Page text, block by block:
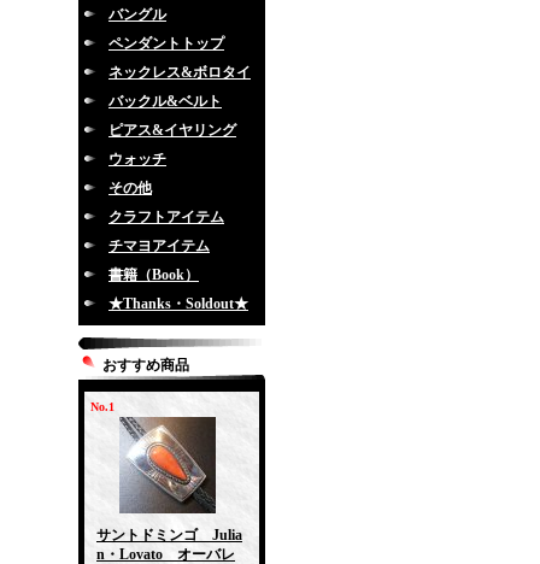
バングル
ペンダントトップ
ネックレス&ボロタイ
バックル&ベルト
ピアス&イヤリング
ウォッチ
その他
クラフトアイテム
チマヨアイテム
書籍（Book）
★Thanks・Soldout★
おすすめ商品
No.1
サントドミンゴ Julia
n・Lovato オーバレ